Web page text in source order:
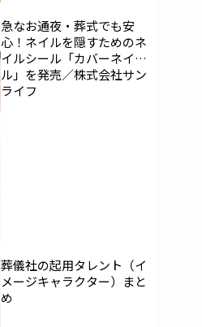
急なお通夜・葬式でも安
心！ネイルを隠すためのネ
イルシール「カバーネイ
ル」を発売／株式会社サン
ライフ
葬儀社の起用タレント（イ
メージキャラクター）まと
め